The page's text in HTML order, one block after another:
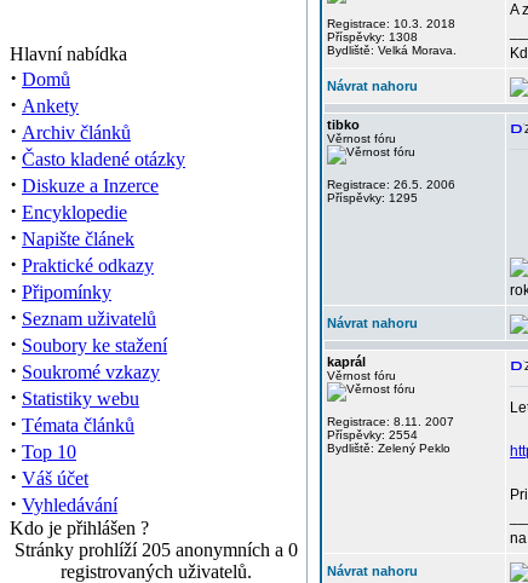
Hlavní nabídka
· Domů
· Ankety
· Archiv článků
· Často kladené otázky
· Diskuze a Inzerce
· Encyklopedie
· Napište článek
· Praktické odkazy
· Připomínky
· Seznam uživatelů
· Soubory ke stažení
· Soukromé vzkazy
· Statistiky webu
· Témata článků
· Top 10
· Váš účet
· Vyhledávání
Kdo je přihlášen ?
Stránky prohlíží 205 anonymních a 0
registrovaných uživatelů.
Registrace: 10.3. 2018
Příspěvky: 1308
Bydliště: Velká Morava.
A
Návrat nahoru
tibko
Věrnost fóru
Registrace: 26.5. 2006
Příspěvky: 1295
Návrat nahoru
kaprál
Věrnost fóru
Registrace: 8.11. 2007
Příspěvky: 2554
Bydliště: Zelený Peklo
Návrat nahoru